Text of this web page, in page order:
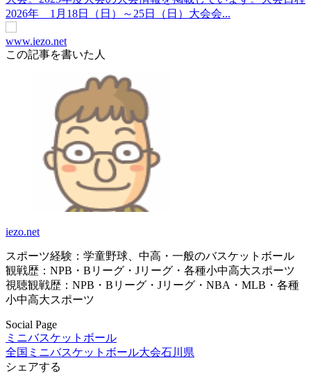
2026年 1月18日（日）～25日（日）大会会...
www.iezo.net
この記事を書いた人
iezo.net
スポーツ経験：学童野球、中高・一般のバスケットボール
観戦歴：NPB・Bリーグ・Jリーグ・各種小中高大スポーツ
視聴観戦歴：NPB・Bリーグ・Jリーグ・NBA・MLB・各種
小中高大スポーツ
Social Page
ミニバスケットボール
全国ミニバスケットボール大会石川県
シェアする